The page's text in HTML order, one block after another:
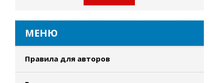
МЕНЮ
Правила для авторов